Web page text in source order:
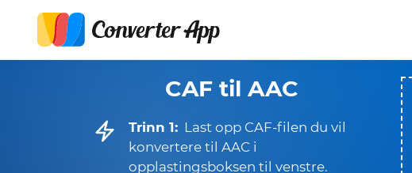
CAF til AAC
Trinn 1: Last opp CAF-filen du vil
konvertere til AAC i
opplastingsboksen til venstre.